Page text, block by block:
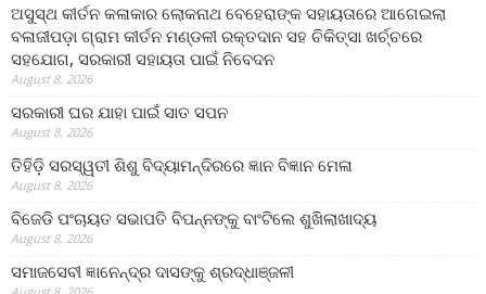
ଅସୁସ୍ଥ କୀର୍ତନ କଳାକାର ଲୋକନାଥ ବେହେରାଙ୍କ ସହାୟତାରେ ଆଗେଇଲା
ବଳାଜୀପଡ଼ା ଗ୍ରାମ କୀର୍ତନ ମଣ୍ଡଳୀ ରକ୍ତଦାନ ସହ ଚିକିତ୍ସା ଖର୍ଚ୍ଚରେ
ସହଯୋଗ, ସରକାରୀ ସହାୟତା ପାଇଁ ନିବେଦନ
August 8, 2026
ସରକାରୀ ଘର ଯାହା ପାଇଁ ସାତ ସପନ
August 8, 2026
ତିହିଡି଼ ସରସ୍ୱତୀ ଶିଶୁ ବିଦ୍ୟାମନ୍ଦିରରେ ଜ୍ଞାନ ବିଜ୍ଞାନ ମେଳା
August 8, 2026
ବିଜେଡି ପଂଚାୟତ ସଭାପତି ବିପନ୍ନଙ୍କୁ ବାଂଟିଲେ ଶୁଖିଲାଖାଦ୍ୟ
August 8, 2026
ସମାଜସେବୀ ଜ୍ଞାନେନ୍ଦ୍ର ଦାସଙ୍କୁ ଶ୍ରଦ୍ଧାଞ୍ଜଳୀ